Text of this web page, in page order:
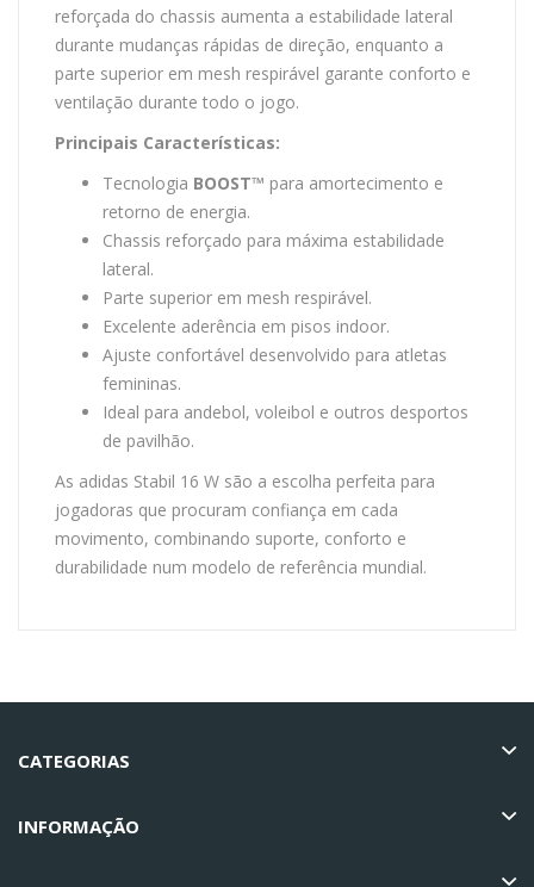
reforçada do chassis aumenta a estabilidade lateral
durante mudanças rápidas de direção, enquanto a
parte superior em mesh respirável garante conforto e
ventilação durante todo o jogo.
Principais Características:
Tecnologia BOOST™ para amortecimento e
retorno de energia.
Chassis reforçado para máxima estabilidade
lateral.
Parte superior em mesh respirável.
Excelente aderência em pisos indoor.
Ajuste confortável desenvolvido para atletas
femininas.
Ideal para andebol, voleibol e outros desportos
de pavilhão.
As adidas Stabil 16 W são a escolha perfeita para
jogadoras que procuram confiança em cada
movimento, combinando suporte, conforto e
durabilidade num modelo de referência mundial.
CATEGORIAS
INFORMAÇÃO